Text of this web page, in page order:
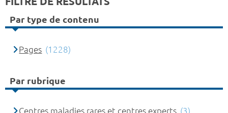
Par type de contenu
Pages (1228)
Par rubrique
Centres maladies rares et centres experts (3)